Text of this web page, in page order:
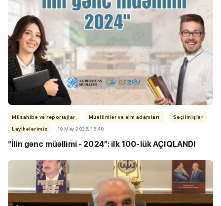
Müsahibə və reportajlar Müəllimlər və elm adamları
Seçilmişlər
Layihələrimiz
19 May 2025, 15:40
“İlin gənc müəllimi - 2024”: ilk 100-lük AÇIQLANDI